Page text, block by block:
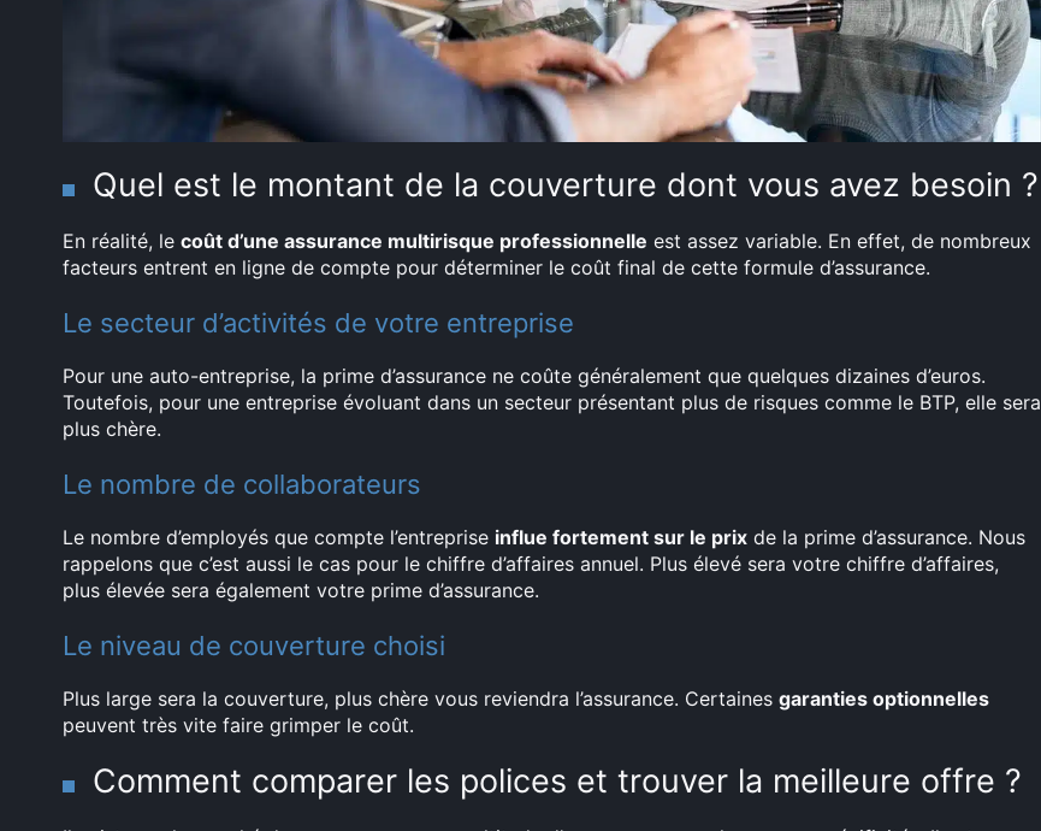
Quel est le montant de la couverture dont vous avez besoin ?
En réalité, le coût d’une assurance multirisque professionnelle est assez variable. En effet, de nombreux
facteurs entrent en ligne de compte pour déterminer le coût final de cette formule d’assurance.
Le secteur d’activités de votre entreprise
Pour une auto-entreprise, la prime d’assurance ne coûte généralement que quelques dizaines d’euros.
Toutefois, pour une entreprise évoluant dans un secteur présentant plus de risques comme le BTP, elle sera
plus chère.
Le nombre de collaborateurs
Le nombre d’employés que compte l’entreprise influe fortement sur le prix de la prime d’assurance. Nous
rappelons que c’est aussi le cas pour le chiffre d’affaires annuel. Plus élevé sera votre chiffre d’affaires,
plus élevée sera également votre prime d’assurance.
Le niveau de couverture choisi
Plus large sera la couverture, plus chère vous reviendra l’assurance. Certaines garanties optionnelles
peuvent très vite faire grimper le coût.
Comment comparer les polices et trouver la meilleure offre ?